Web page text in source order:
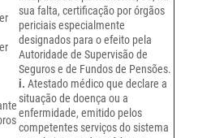
sua falta, certificação por órgãos
periciais especialmente
designados para o efeito pela
Autoridade de Supervisão de
Seguros e de Fundos de Pensões.
i. Atestado médico que declare a
situação de doença ou a
enfermidade, emitido pelos
competentes serviços do sistema